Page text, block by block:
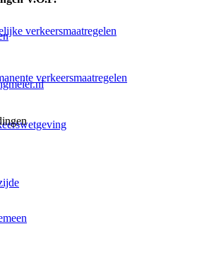
verkeersmaatregelen
verkeersmaatregelen